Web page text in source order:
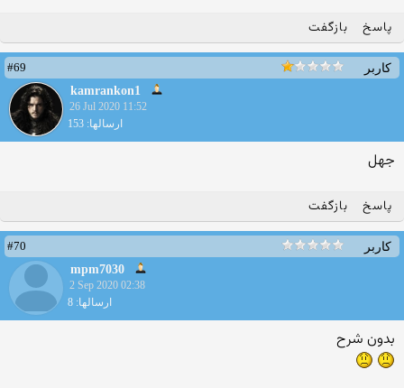
پاسخ بازگفت
کاربر
#69
kamrankon1
26 Jul 2020 11:52
ارسالها: 153
جهل
پاسخ بازگفت
کاربر
#70
mpm7030
2 Sep 2020 02:38
ارسالها: 8
بدون شرح